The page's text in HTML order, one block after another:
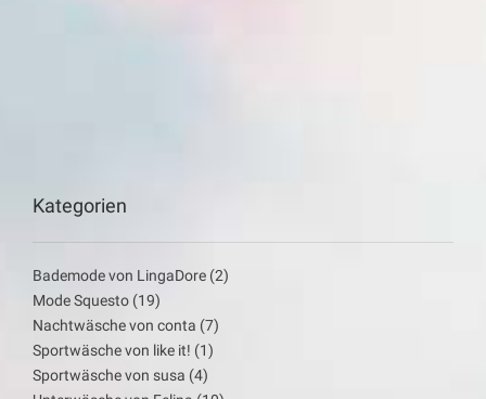
Kategorien
Bademode von LingaDore (2)
Mode Squesto (19)
Nachtwäsche von conta (7)
Sportwäsche von like it! (1)
Sportwäsche von susa (4)